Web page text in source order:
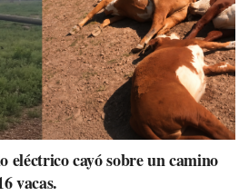
eléctrico cayó sobre un camino
vacas.